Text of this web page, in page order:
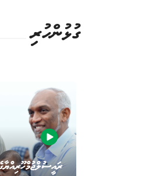
ގުޅުންހުރި